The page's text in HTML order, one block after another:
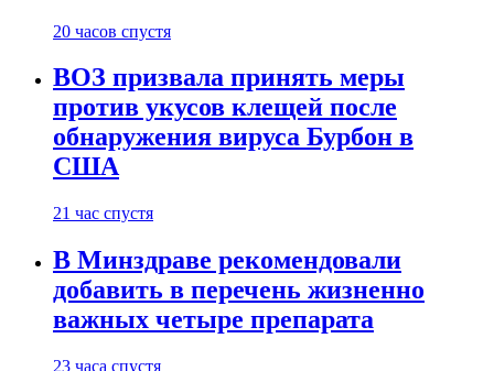
20 часов спустя
ВОЗ призвала принять меры
против укусов клещей после
обнаружения вируса Бурбон в
США
21 час спустя
В Минздраве рекомендовали
добавить в перечень жизненно
важных четыре препарата
23 часа спустя